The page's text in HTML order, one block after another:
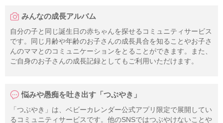
みんなの成長アルバム
自分の子と同じ誕生日の赤ちゃんを探せるコミュニティサービス
です。同じ月齢や年齢のお子さんの成長具合を知ることやお子さ
んのママとのコミュニケーションをとることができます。また、
ご自身のお子さんの成長記録としてもご利用いただけます。
悩みや愚痴を吐き出す「つぶやき」
「つぶやき」は、ベビーカレンダー公式アプリ限定で展開してい
るコミュニティサービスです。他のSNSではつぶやけないことや